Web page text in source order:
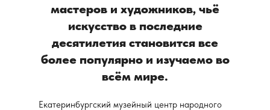
Екатеринбургский музейный центр народного
мастеров и художников, чьё
искусство в последние
десятилетия становится все
более популярно и изучаемо во
всём мире.